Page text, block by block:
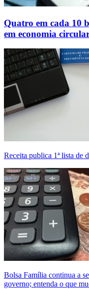
Quatro em cada 10
em economia
Receita publica 1ª lista de
Bolsa Família continua a
governo; entenda o que